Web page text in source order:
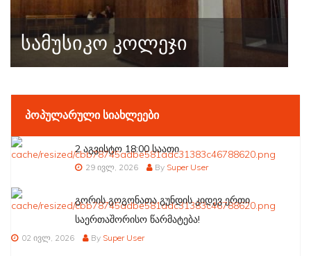
სამუსიკო კოლეჯი
ᲞᲝᲞᲣᲚᲐᲠᲣᲚᲘ ᲡᲘᲐᲮᲚᲔᲔᲑᲘ
2 აგვისტო 18:00 საათი
29 ივლ, 2026 By Super User
გორის გოგონათა გუნდის კიდევ ერთი
საერთაშორისო წარმატება!
02 ივლ, 2026 By Super User